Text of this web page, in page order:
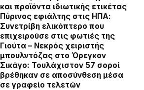
και προϊόντα ιδιωτικής ετικέτας
Πύρινος εφιάλτης στις ΗΠΑ:
Συνετρίβη ελικόπτερο που
επιχειρούσε στις φωτιές της
Γιούτα – Νεκρός χειριστής
μπουλντόζας στο Όρεγκον
Σικάγο: Τουλάχιστον 57 σοροί
βρέθηκαν σε αποσύνθεση μέσα
σε γραφείο τελετών